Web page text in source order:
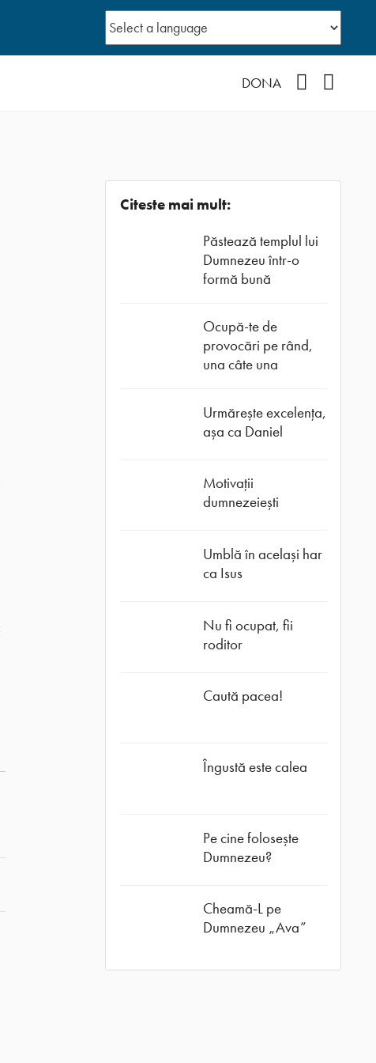
DONA
Citeste mai mult:
Păstează templul lui
Dumnezeu într-o
formă bună
Ocupă-te de
provocări pe rând,
una câte una
Urmărește excelența,
așa ca Daniel
Motivații
dumnezeiești
Umblă în același har
ca Isus
Nu fi ocupat, fii
roditor
Caută pacea!
Îngustă este calea
Pe cine folosește
Dumnezeu?
Cheamă-L pe
Dumnezeu „Ava”